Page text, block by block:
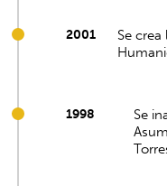
2001
Se
1998
Se